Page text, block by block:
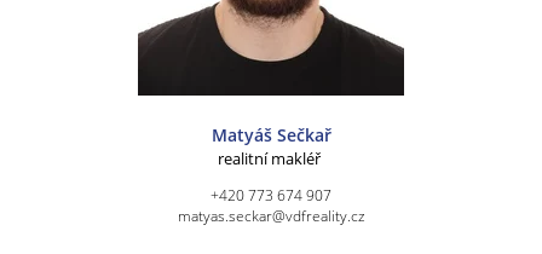
Matyáš Sečkař
realitní makléř
+420 773 674 907
matyas.seckar@vdfreality.cz